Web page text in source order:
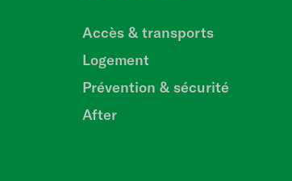
Accès & transports
Logement
Prévention & sécurité
After